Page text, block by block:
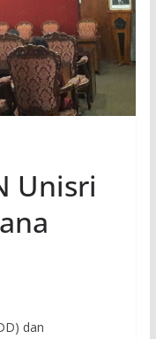
Unisri
dan